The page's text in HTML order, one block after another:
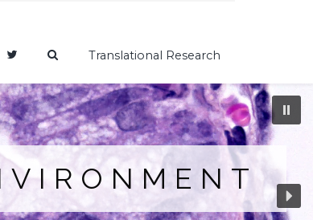
Translational Research